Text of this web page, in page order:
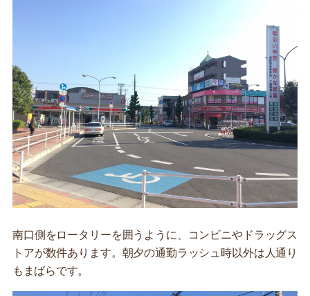
南口側をロータリーを囲うように、コンビニやドラッグス
トアが数件あります。朝夕の通勤ラッシュ時以外は人通り
もまばらです。